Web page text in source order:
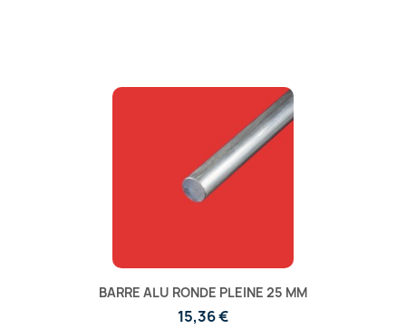
BARRE ALU RONDE PLEINE 25 MM
15,36 €